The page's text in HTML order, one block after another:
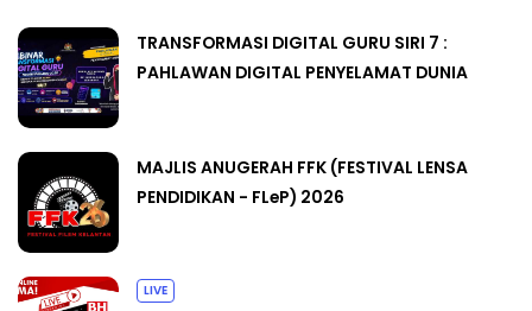
TRANSFORMASI DIGITAL GURU SIRI 7 :
PAHLAWAN DIGITAL PENYELAMAT DUNIA
MAJLIS ANUGERAH FFK (FESTIVAL LENSA
PENDIDIKAN - FLeP) 2026
LIVE